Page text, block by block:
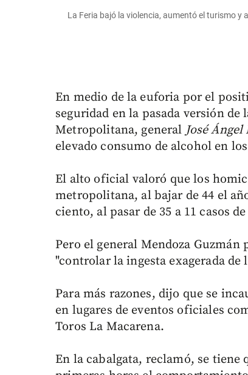
La Feria bajó la violencia, aumentó el turismo y
En medio de la euforia por el
seguridad en la pasada versión
Metropolitana, generalJosé Ángel
elevado consumo de alcohol en
El alto oficial valoró que los
metropolitana, al bajar de 44 el
ciento, al pasar de 35 a 11 casos
Pero el general Mendoza
"controlar la ingesta exagerada de
Para más razones, dijo que se
en lugares de eventos oficiales
Toros La Macarena.
En la cabalgata, reclamó, se